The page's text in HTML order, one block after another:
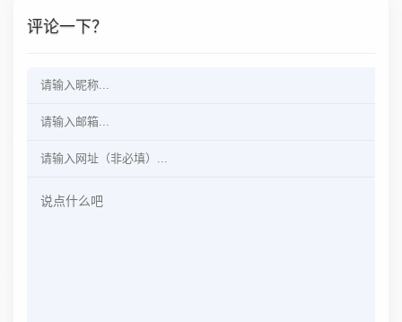
评论一下？